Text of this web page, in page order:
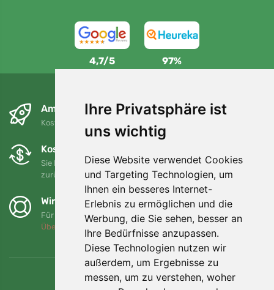
Ihre Privatsphäre ist
uns wichtig
Diese Website verwendet Cookies
und Targeting Technologien, um
Ihnen ein besseres Internet-
Erlebnis zu ermöglichen und die
Werbung, die Sie sehen, besser an
Ihre Bedürfnisse anzupassen.
Diese Technologien nutzen wir
außerdem, um Ergebnisse zu
messen, um zu verstehen, woher
4,7/5 97%
Am nächsten Tag und kostenlos
Kostenloser Versand für Bestellungen über 80 EUR
Kostenloser Umtausch und Rückgabe
Sie können Ihre Bestellung jederzeit innerhalb von 90 Tagen
zurückgeben oder umtauschen.
Wir unterstützen Trees.org
Für jede Bestellung pflanzen wir einen Baum! Mehr lesen
Über uns